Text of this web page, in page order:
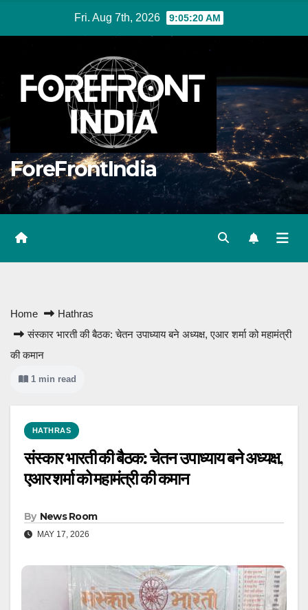
Fri. Aug 7th, 2026 9:05:21 AM
ForeFrontIndia
Home
Hathras
संस्कार भारती की बैठक: चेतन उपाध्याय बने अध्यक्ष, एआर शर्मा को महामंत्री
की कमान
1 min read
HATHRAS
संस्कार भारती की बैठक: चेतन उपाध्याय बने अध्यक्ष,
एआर शर्मा को महामंत्री की कमान
By News Room
MAY 17, 2026